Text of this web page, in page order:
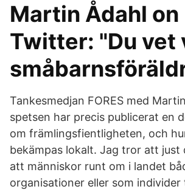
Martin Ådahl on
Twitter: "Du vet
Tankesmedjan FORES med
spetsen har precis publicerat en
om främlingsfientligheten, och
bekämpas lokalt. Jag tror att just
att människor runt om i landet
organisationer eller som